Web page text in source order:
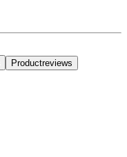
Productreviews